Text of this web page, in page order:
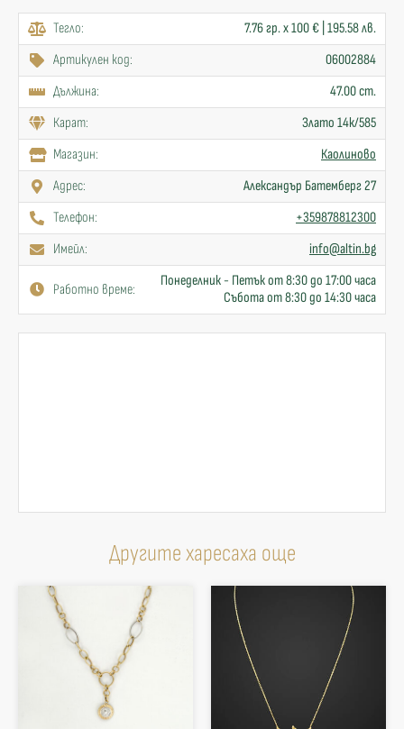
Тегло:
7.76 гр. x 100 € | 195.58 лв.
Артикулен код:
06002884
Дължина:
47.00 cm.
Карат:
Злато 14к/585
Mагазин:
Каолиново
Адрес:
Александър Батемберг 27
Телефон:
+359878812300
Имейл:
info@altin.bg
Работно време:
Понеделник - Петък от 8:30 до 17:00 часа
Събота от 8:30 до 14:30 часа
Другите харесаха още